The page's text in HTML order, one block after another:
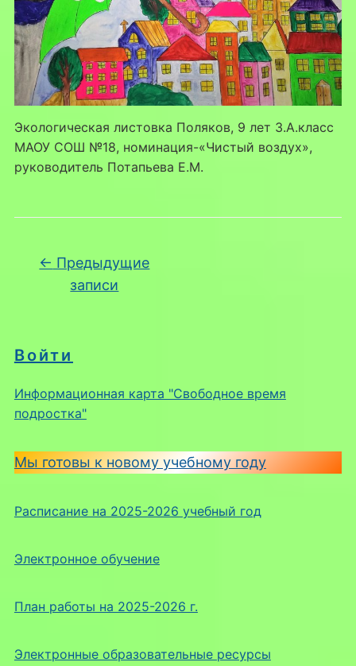
Войти
Информационная карта "Свободное время
подростка"
Мы готовы к новому учебному году
Расписание на 2025-2026 учебный год
Электронное обучение
План работы на 2025-2026 г.
Электронные образовательные ресурсы
Экологическая листовка Поляков, 9 лет 3.А.класс
МАОУ СОШ №18, номинация-«Чистый воздух»,
руководитель Потапьева Е.М.
Навигация по записям
← Предыдущие
записи